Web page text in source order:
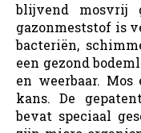
blijvend mosvrij
gazonmeststof is
bacteriën,
een gezond
en weerbaar.
kans. De
bevat speciaal